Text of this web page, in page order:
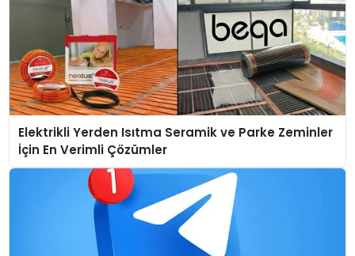
Elektrikli Yerden Isıtma Seramik ve Parke Zeminler
İçin En Verimli Çözümler